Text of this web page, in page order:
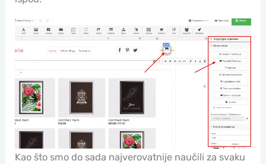
Kao što smo do sada najverovatnije naučili za svaku